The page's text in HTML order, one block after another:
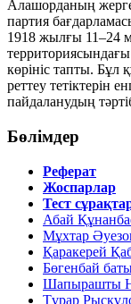
Алашорданың
партия
1918 жылғы 11–24
көрініс тапты. Бұл
реттеу тетіктерін
пайдаланудың
Бөлімдер
Реферат
Жоспарлар
Тест
Абай
Мұхтар
Қаракерей
Бөгенбай
Шапырашты
Тұрар